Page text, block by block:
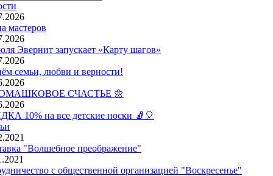
мастеров
Эвернит запускает «Карту шагов»
семьи, любви и верности!
СЧАСТЬЕ 🌼
10% на все детские носки 🧦🎈
"Волшебное преображение"
с общественной организацией "Воскресенье"